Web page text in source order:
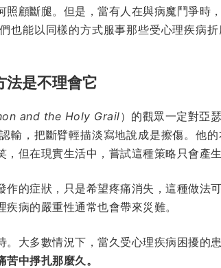
顧斷腿。但是，當有人在與病魔鬥爭時
也能以同樣的方式服事那些受心理疾病
法是不理會它
and the Holy Grail）的觀眾一定對亞
輸，把斷臂輕描淡寫地說成是擦傷。他
，但在現實生活中，嘗試這種策略只會產
的症狀，只是希望疼痛消失，這種做法
病的嚴重性通常也會帶來災難。
大多數情況下，當久受心理疾病困擾的
中掙扎那麼久。